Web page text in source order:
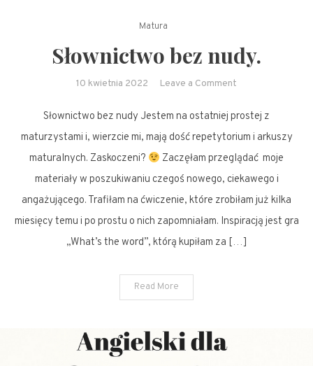
Matura
Słownictwo bez nudy.
10 kwietnia 2022 Leave a Comment
bez
nudy.
Słownictwo bez nudy Jestem na ostatniej prostej z
maturzystami i, wierzcie mi, mają dość repetytorium i arkuszy
maturalnych. Zaskoczeni?
Zaczęłam przeglądać moje
materiały w poszukiwaniu czegoś nowego, ciekawego i
angażującego. Trafiłam na ćwiczenie, które zrobiłam już kilka
miesięcy temu i po prostu o nich zapomniałam. Inspiracją jest gra
„What’s the word”, którą kupiłam za […]
Read More